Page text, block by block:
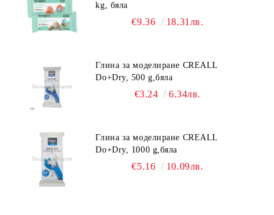
kg, бяла
€9.36 18.31лв.
Глина за моделиране CREALL
Do+Dry, 500 g,бяла
€3.24 6.34лв.
Глина за моделиране CREALL
Do+Dry, 1000 g,бяла
€5.16 10.09лв.